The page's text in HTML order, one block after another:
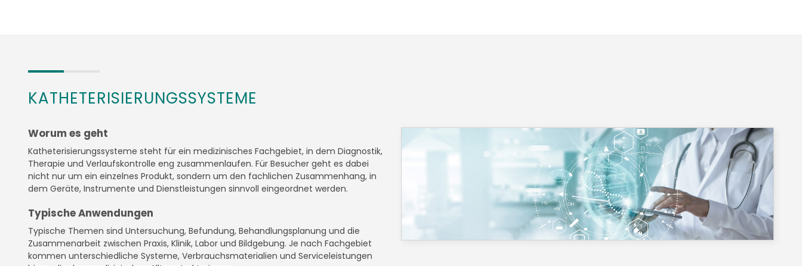
KATHETERISIERUNGSSYSTEME
Worum es geht
Katheterisierungssysteme steht für ein medizinisches Fachgebiet, in dem Diagnostik,
Therapie und Verlaufskontrolle eng zusammenlaufen. Für Besucher geht es dabei
nicht nur um ein einzelnes Produkt, sondern um den fachlichen Zusammenhang, in
dem Geräte, Instrumente und Dienstleistungen sinnvoll eingeordnet werden.
Typische Anwendungen
Typische Themen sind Untersuchung, Befundung, Behandlungsplanung und die
Zusammenarbeit zwischen Praxis, Klinik, Labor und Bildgebung. Je nach Fachgebiet
kommen unterschiedliche Systeme, Verbrauchsmaterialien und Serviceleistungen